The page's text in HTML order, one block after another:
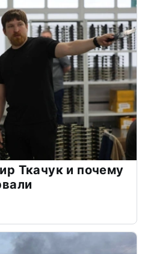
Ткачук и почему